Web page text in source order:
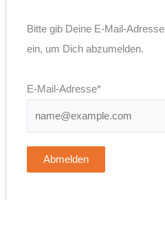
Bitte gib Deine E-Mail-Adresse
ein, um Dich abzumelden.
E-Mail-Adresse*
Abmelden